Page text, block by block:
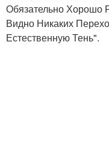
Обязательно Хорошо
Видно Никаких
Естественную Тень".